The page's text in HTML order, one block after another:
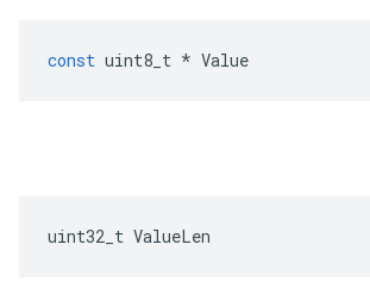
const uint8_t * Value
uint32_t ValueLen